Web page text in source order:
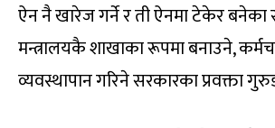
ऐन नै खारेज गर्ने र ती ऐनमा टेकेर
मन्त्रालयकै शाखाका रूपमा बनाउने,
व्यवस्थापान गरिने सरकारका प्रवक्ता